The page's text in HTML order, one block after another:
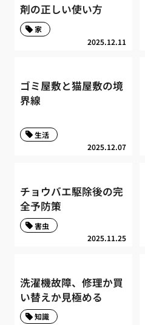
剤の正しい使い方
2025.12.11
家
ゴミ屋敷と猫屋敷の境
界線
2025.12.07
生活
チョウバエ駆除後の完
全予防策
2025.11.25
害虫
洗濯機故障、修理か買
い替えか見極める
知識